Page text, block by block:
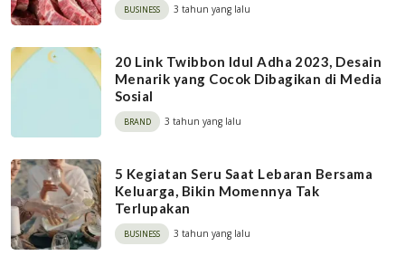
BUSINESS 3 tahun yang lalu
20 Link Twibbon Idul Adha 2023, Desain
Menarik yang Cocok Dibagikan di Media
Sosial
BRAND 3 tahun yang lalu
5 Kegiatan Seru Saat Lebaran Bersama
Keluarga, Bikin Momennya Tak
Terlupakan
BUSINESS 3 tahun yang lalu